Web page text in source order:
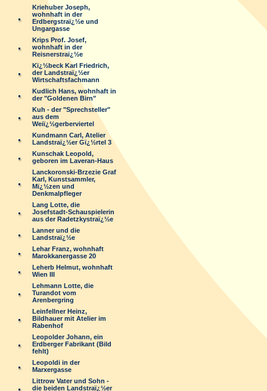
Kriehuber Joseph,
wohnhaft in der
Erdbergstraï¿½e und
Ungargasse
Krips Prof. Josef,
wohnhaft in der
Reisnerstraï¿½e
Kï¿½beck Karl Friedrich,
der Landstraï¿½er
Wirtschaftsfachmann
Kudlich Hans, wohnhaft in
der "Goldenen Birn"
Kuh - der "Sprechsteller"
aus dem
Weiï¿½gerberviertel
Kundmann Carl, Atelier
Landstraï¿½er Gï¿½rtel 3
Kunschak Leopold,
geboren im Laveran-Haus
Lanckoronski-Brzezie Graf
Karl, Kunstsammler,
Mï¿½zen und
Denkmalpfleger
Lang Lotte, die
Josefstadt-Schauspielerin
aus der Radetzkystraï¿½e
Lanner und die
Landstraï¿½e
Lehar Franz, wohnhaft
Marokkanergasse 20
Leherb Helmut, wohnhaft
Wien III
Lehmann Lotte, die
Turandot vom
Arenbergring
Leinfellner Heinz,
Bildhauer mit Atelier im
Rabenhof
Leopolder Johann, ein
Erdberger Fabrikant (Bild
fehlt)
Leopoldi in der
Marxergasse
Littrow Vater und Sohn -
die beiden Landstraï¿½er